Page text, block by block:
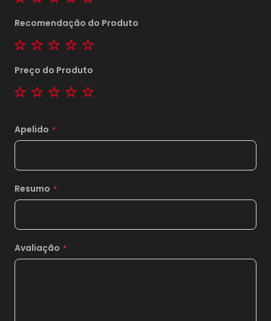
Recomendação do Produto
1 star2 stars3 stars4 stars
Preço do Produto
1 star2 stars3 stars4 stars
Apelido
Resumo
Avaliação